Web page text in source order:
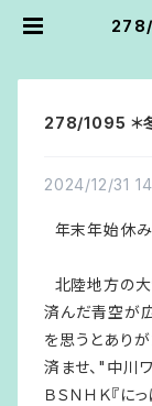
278/
278/1095 ＊
2024/12/31
年末年始休み
北陸地方の大
済んだ青空が
を思うとあり
済ませ、"中川
ＢＳＮＨＫ『に